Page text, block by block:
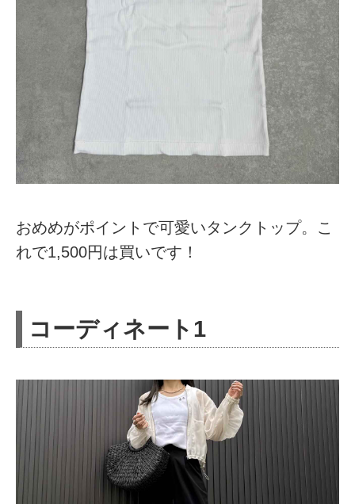
おめめがポイントで可愛いタンクトップ。こ
れで1,500円は買いです！
コーディネート1